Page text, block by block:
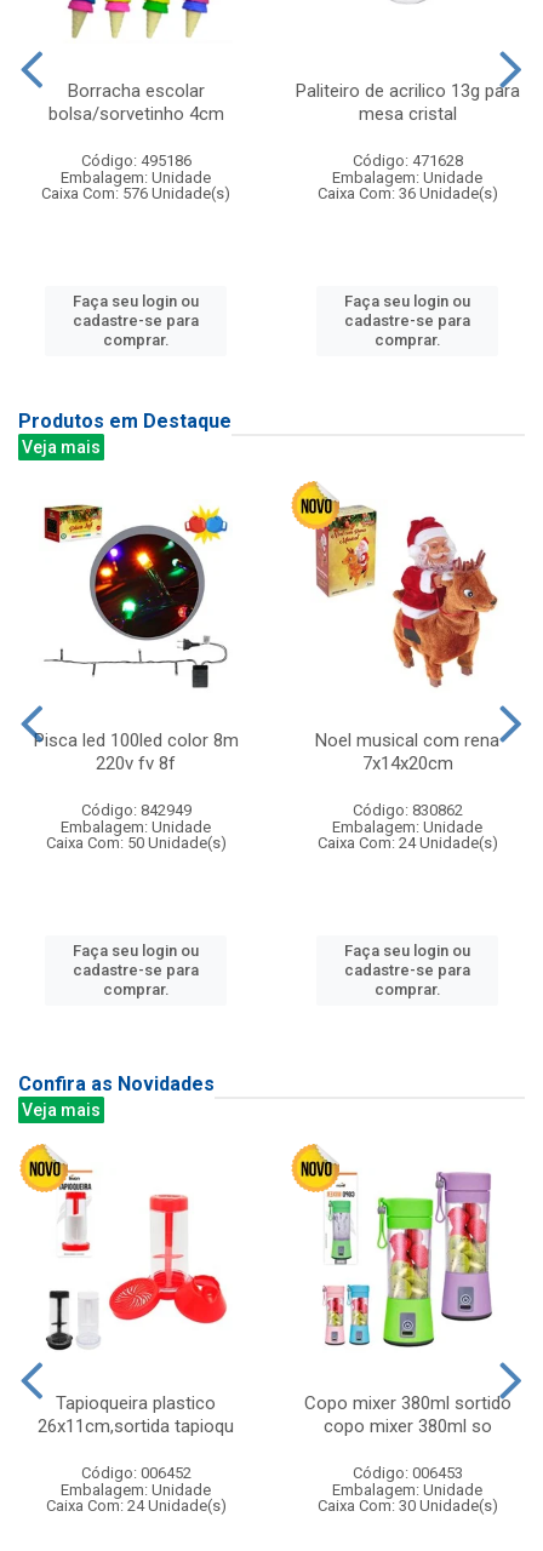
Borracha escolar
bolsa/sorvetinho 4cm
Código: 495186
Embalagem: Unidade
Caixa Com: 576 Unidade(s)
Faça seu login ou
cadastre-se para
comprar.
Paliteiro de acrilico 13g para
mesa cristal
Código: 471628
Embalagem: Unidade
Caixa Com: 36 Unidade(s)
Faça seu login ou
cadastre-se para
comprar.
Produtos em Destaque
Veja mais
Pisca led 100led color 8m
220v fv 8f
Código: 842949
Embalagem: Unidade
Caixa Com: 50 Unidade(s)
Faça seu login ou
cadastre-se para
comprar.
Noel musical com rena
7x14x20cm
Código: 830862
Embalagem: Unidade
Caixa Com: 24 Unidade(s)
Faça seu login ou
cadastre-se para
comprar.
Confira as Novidades
Veja mais
Tapioqueira plastico
26x11cm,sortida tapioqu
Código: 006452
Embalagem: Unidade
Caixa Com: 24 Unidade(s)
Copo mixer 380ml sortido
copo mixer 380ml so
Código: 006453
Embalagem: Unidade
Caixa Com: 30 Unidade(s)